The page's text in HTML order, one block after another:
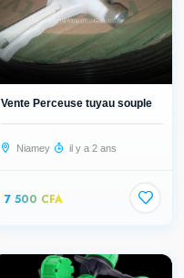
Vente Perceuse tuyau souple
Niamey il y a 2 ans
7 500 CFA